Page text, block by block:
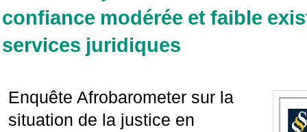
confiance modérée et faible
services juridiques
Enquête Afrobarometer sur la
situation de la justice en